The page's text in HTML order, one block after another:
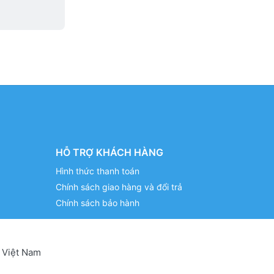
HỖ TRỢ KHÁCH HÀNG
Hình thức thanh toán
Chính sách giao hàng và đổi trả
Chính sách bảo hành
Nam